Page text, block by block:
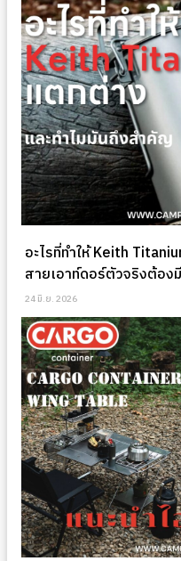
อะไรที่ทำให้ Keith
สายเอาท์ดอร์ตัวจริงต้อง
24 มิ.ย. 2026